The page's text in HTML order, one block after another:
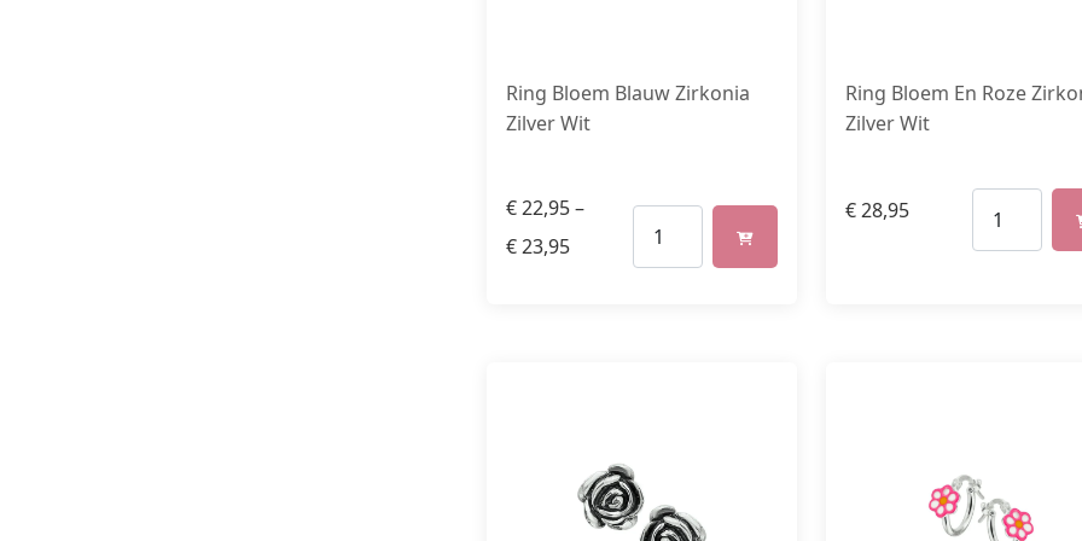
Ring Bloem Blauw Zirkonia
Zilver Wit
€22,95–
€23,95
Ring Bloem En Roze
Zilver Wit
€28,95